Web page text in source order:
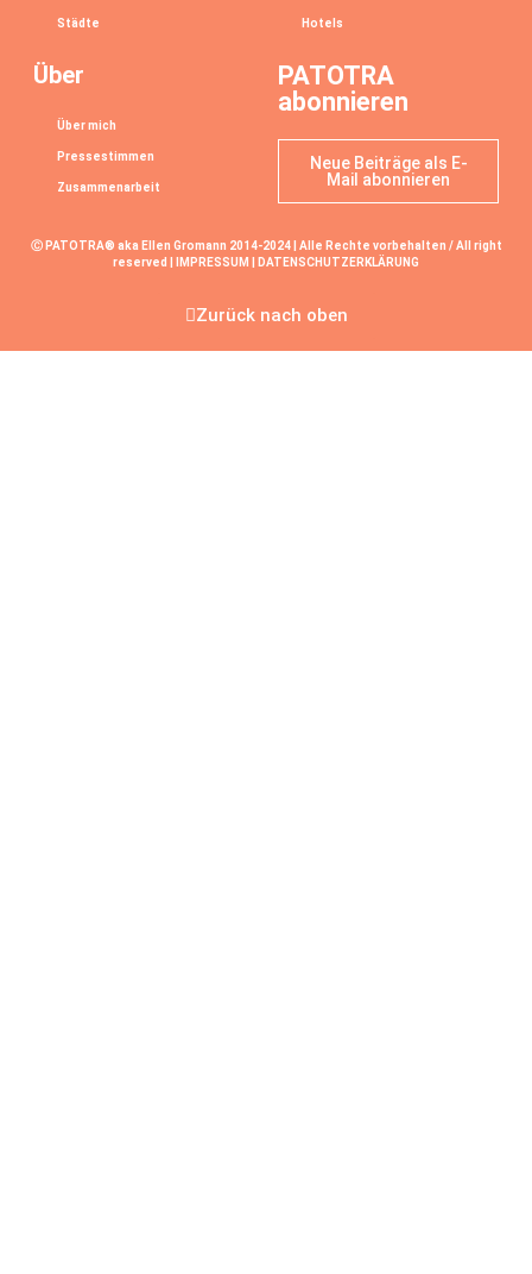
Städte Hotels
Über
Über mich
Pressestimmen
Zusammenarbeit
PATOTRA
abonnieren
Neue Beiträge als E-
Mail abonnieren
Ⓒ PATOTRA® aka Ellen Gromann 2014-2024 | Alle Rechte vorbehalten / All right
reserved |
IMPRESSUM DATENSCHUTZERKLÄRUNG
Zurück nach oben